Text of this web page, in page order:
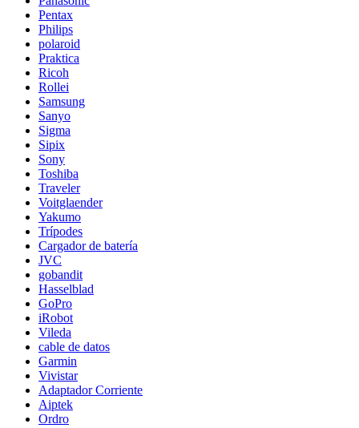
Pentax
Philips
polaroid
Praktica
Ricoh
Rollei
Samsung
Sanyo
Sigma
Sipix
Sony
Toshiba
Traveler
Voitglaender
Yakumo
Trípodes
Cargador de batería
JVC
gobandit
Hasselblad
GoPro
iRobot
Vileda
cable de datos
Garmin
Vivistar
Adaptador Corriente
Aiptek
Ordro